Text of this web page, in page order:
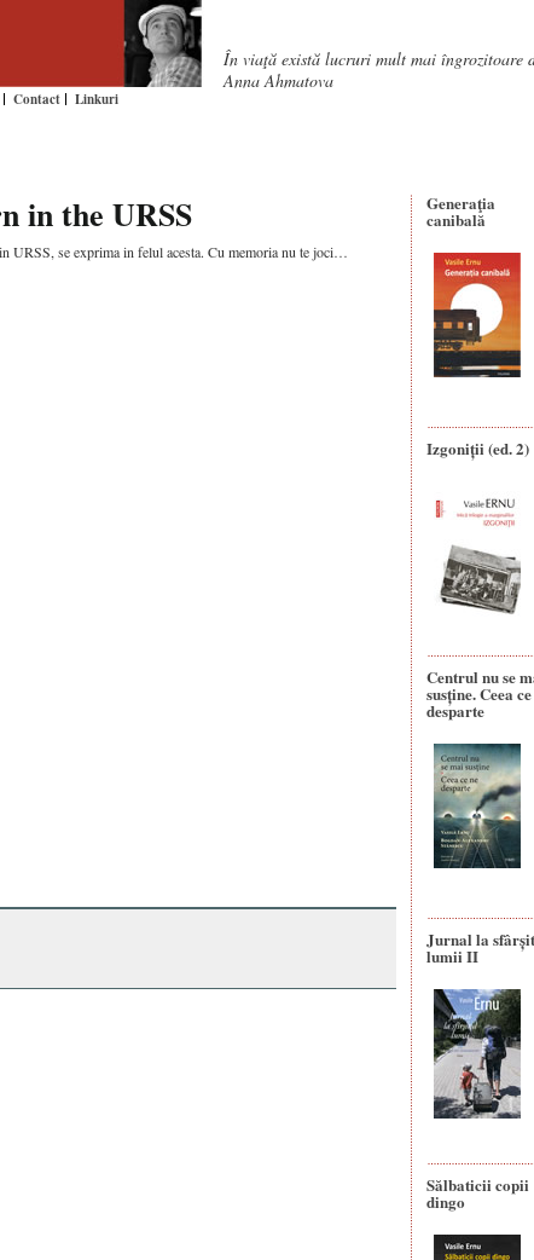
Contact Linkuri
În viaţă există lucruri mult mai îngrozitoare
Anna Ahmatova
in the URSS
URSS, se exprima in felul acesta. Cu memoria nu te joci…
Generaţia
canibală
Izgoniții (ed. 2)
Centrul nu se
susține. Ceea
desparte
Jurnal la
lumii II
Sălbaticii copii
dingo